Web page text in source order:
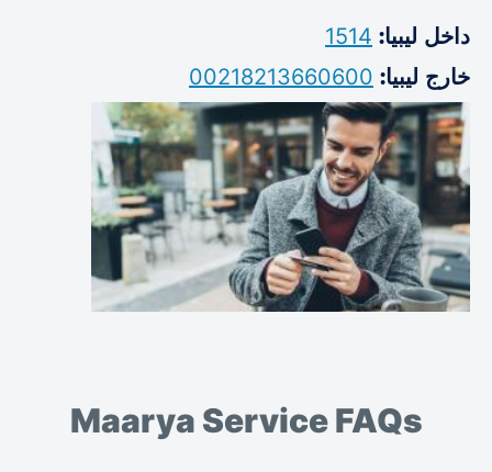
داخل ليبيا: 1514
خارج ليبيا: 00218213660600
Maarya Service FAQs